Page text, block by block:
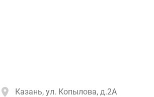
Казань, ул. Копылова, д.2А